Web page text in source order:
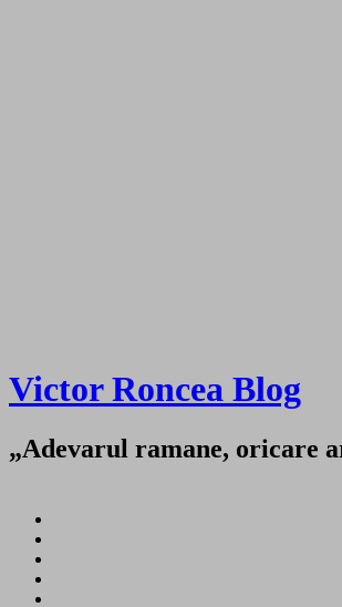
Victor Roncea Blog
„Adevarul ramane, oricare